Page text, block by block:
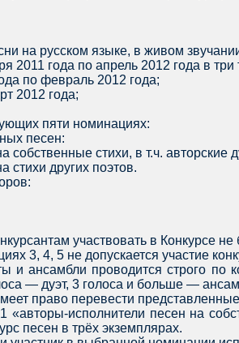
на русском языке, в живом
2011 года по апрель 2012 года в три
по февраль 2012 года;
2012 года;
пяти номинациях:
песен:
собственные стихи, в т.ч.
стихи других поэтов.
участвовать в Конкурсе
3, 4, 5 не допускается участие
и ансамбли проводится строго по
— дуэт, 3 голоса и больше —
право перевести
исполнители песен на
песен в трёх экземплярах.